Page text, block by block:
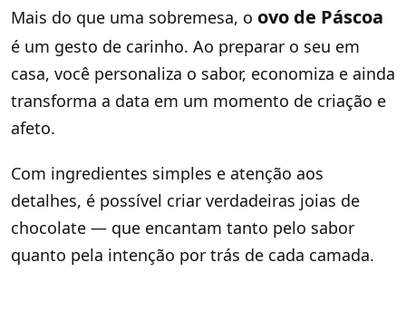
Mais do que uma sobremesa, o ovo de Páscoa
é um gesto de carinho. Ao preparar o seu em
casa, você personaliza o sabor, economiza e ainda
transforma a data em um momento de criação e
afeto.
Com ingredientes simples e atenção aos
detalhes, é possível criar verdadeiras joias de
chocolate — que encantam tanto pelo sabor
quanto pela intenção por trás de cada camada.